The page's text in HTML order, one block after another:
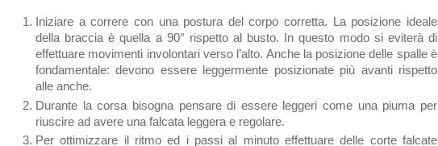
Iniziare a correre con una postura del corpo corretta. La posizione ideale
della braccia è quella a 90° rispetto al busto. In questo modo si eviterà di
effettuare movimenti involontari verso l’alto. Anche la posizione delle spalle è
fondamentale: devono essere leggermente posizionate più avanti rispetto
alle anche.
Durante la corsa bisogna pensare di essere leggeri come una piuma per
riuscire ad avere una falcata leggera e regolare.
Per ottimizzare il ritmo ed i passi al minuto effettuare delle corte falcate